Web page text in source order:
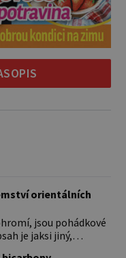
orientálních
jsou pohádkové
je jaksi jiný,